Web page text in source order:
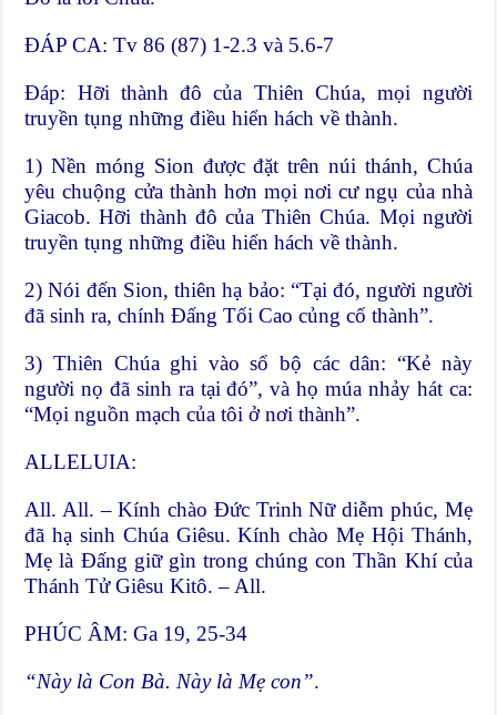
ĐÁP CA: Tv 86 (87) 1-2.3 và 5.6-7
Đáp: Hỡi thành đô của Thiên Chúa, mọi người
truyền tụng những điều hiển hách về thành.
1) Nền móng Sion được đặt trên núi thánh, Chúa
yêu chuộng cửa thành hơn mọi nơi cư ngụ của nhà
Giacob. Hỡi thành đô của Thiên Chúa. Mọi người
truyền tụng những điều hiển hách về thành.
2) Nói đến Sion, thiên hạ bảo: “Tại đó, người người
đã sinh ra, chính Đấng Tối Cao củng cố thành”.
3) Thiên Chúa ghi vào sổ bộ các dân: “Kẻ này
người nọ đã sinh ra tại đó”, và họ múa nhảy hát ca:
“Mọi nguồn mạch của tôi ở nơi thành”.
ALLELUIA:
All. All. – Kính chào Đức Trinh Nữ diễm phúc, Mẹ
đã hạ sinh Chúa Giêsu. Kính chào Mẹ Hội Thánh,
Mẹ là Đấng giữ gìn trong chúng con Thần Khí của
Thánh Tử Giêsu Kitô. – All.
PHÚC ÂM: Ga 19, 25-34
“Này là Con Bà. Này là Mẹ con”.